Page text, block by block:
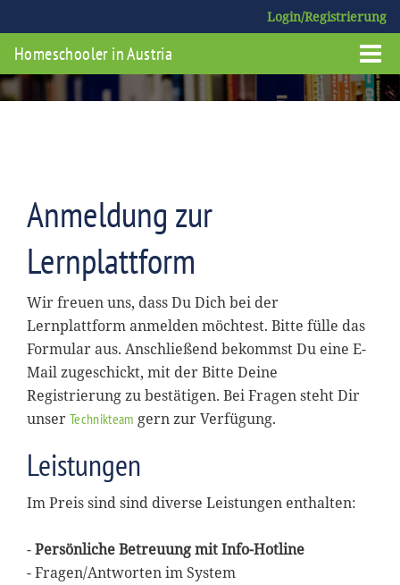
Login/Registrierung
Homeschooler in Austria
Anmeldung zur
Lernplattform
Wir freuen uns, dass Du Dich bei der
Lernplattform anmelden möchtest. Bitte fülle das
Formular aus. Anschließend bekommst Du eine E-
Mail zugeschickt, mit der Bitte Deine
Registrierung zu bestätigen. Bei Fragen steht Dir
unser Technikteam gern zur Verfügung.
Leistungen
Im Preis sind sind diverse Leistungen enthalten:
-Persönliche Betreuung mit Info-Hotline
- Fragen/Antworten im System